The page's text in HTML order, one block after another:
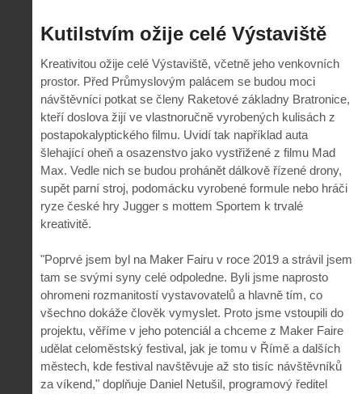
Kutilstvím ožije celé Výstaviště
Kreativitou ožije celé Výstaviště, včetně jeho venkovních
prostor. Před Průmyslovým palácem se budou moci
návštěvníci potkat se členy Raketové základny Bratronice,
kteří doslova žijí ve vlastnoručně vyrobených kulisách z
postapokalyptického filmu. Uvidí tak například auta
šlehající oheň a osazenstvo jako vystřižené z filmu Mad
Max. Vedle nich se budou prohánět dálkově řízené drony,
supět parní stroj, podomácku vyrobené formule nebo hráči
ryze české hry Jugger s mottem Sportem k trvalé
kreativitě.
"Poprvé jsem byl na Maker Fairu v roce 2019 a strávil jsem
tam se svými syny celé odpoledne. Byli jsme naprosto
ohromeni rozmanitostí vystavovatelů a hlavně tím, co
všechno dokáže člověk vymyslet. Proto jsme vstoupili do
projektu, věříme v jeho potenciál a chceme z Maker Faire
udělat celoměstský festival, jak je tomu v Římě a dalších
městech, kde festival navštěvuje až sto tisíc návštěvníků
za víkend," doplňuje Daniel Netušil, programový ředitel